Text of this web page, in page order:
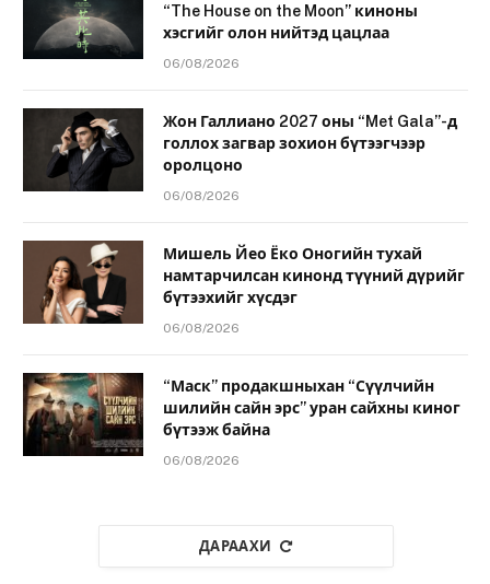
“The House on the Moon” киноны
хэсгийг олон нийтэд цацлаа
06/08/2026
Жон Галлиано 2027 оны “Met Gala”-д
голлох загвар зохион бүтээгчээр
оролцоно
06/08/2026
Мишель Йео Ёко Оногийн тухай
намтарчилсан кинонд түүний дүрийг
бүтээхийг хүсдэг
06/08/2026
“Маск” продакшныхан “Сүүлчийн
шилийн сайн эрс” уран сайхны киног
бүтээж байна
06/08/2026
ДАРААХИ